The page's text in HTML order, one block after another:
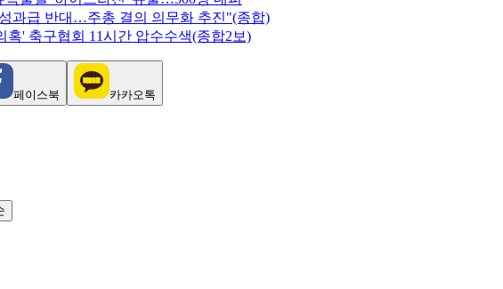
과급 반대…주총 결의 의무화 추진"(종합)
혹' 축구협회 11시간 압수수색(종합2보)
페이스북 카카오톡